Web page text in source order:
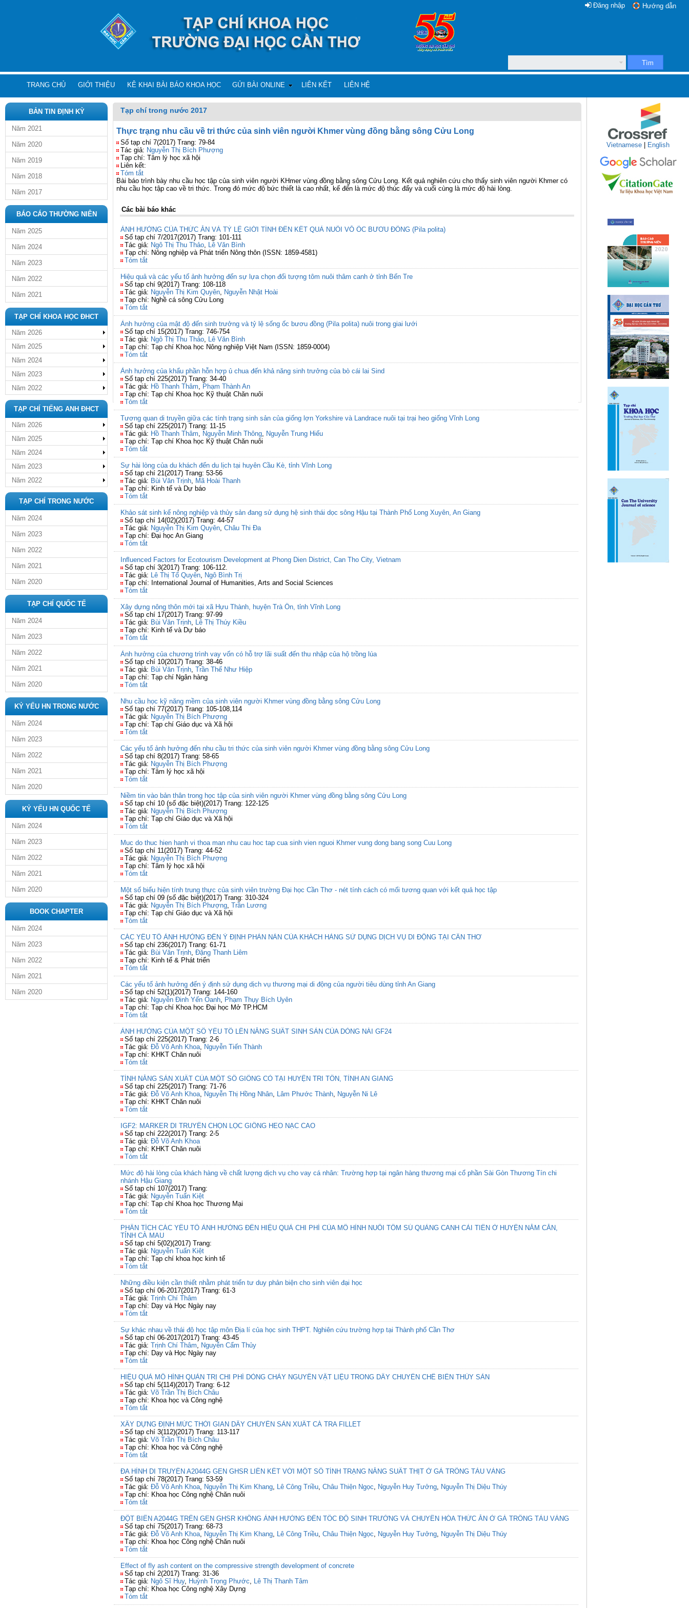
Hướng dẫn
Đăng nhập
Tìm
TRANG CHỦ GIỚI THIỆU KÊ KHAI BÀI BÁO KHOA HỌC GỬI BÀI ONLINE LIÊN KẾT LIÊN HỆ
BẢN TIN ĐỊNH KỲ
Năm 2021
Năm 2020
Năm 2019
Năm 2018
Năm 2017
BÁO CÁO THƯỜNG NIÊN
Năm 2025
Năm 2024
Năm 2023
Năm 2022
Năm 2021
TẠP CHÍ KHOA HỌC ĐHCT
Năm 2026
Năm 2025
Năm 2024
Năm 2023
Năm 2022
TẠP CHÍ TIẾNG ANH ĐHCT
Năm 2026
Năm 2025
Năm 2024
Năm 2023
Năm 2022
TẠP CHÍ TRONG NƯỚC
Năm 2024
Năm 2023
Năm 2022
Năm 2021
Năm 2020
TẠP CHÍ QUỐC TẾ
Năm 2024
Năm 2023
Năm 2022
Năm 2021
Năm 2020
KỶ YẾU HN TRONG NƯỚC
Năm 2024
Năm 2023
Năm 2022
Năm 2021
Năm 2020
KỶ YẾU HN QUỐC TẾ
Năm 2024
Năm 2023
Năm 2022
Năm 2021
Năm 2020
BOOK CHAPTER
Năm 2024
Năm 2023
Năm 2022
Năm 2021
Năm 2020
Tạp chí trong nước 2017
Thực trạng nhu cầu về tri thức của sinh viên người Khmer vùng đồng bằng sông Cửu Long
Số tạp chí 7(2017) Trang: 79-84
Tác giả: Nguyễn Thị Bích Phượng
Tạp chí: Tâm lý học xã hội
Liên kết:
Tóm tắt
Bài báo trình bày nhu cầu học tập của sinh viên người KHmer vùng đồng bằng sông Cửu Long. Kết quả nghiên cứu cho thấy sinh viên người Khmer có
nhu cầu học tập cao về tri thức. Trong đó mức độ bức thiết là cao nhất, kế đến là mức độ thúc đẩy và cuối cùng là mức độ hài lòng.
Các bài báo khác
ẢNH HƯỞNG CỦA THỨC ĂN VÀ TỶ LỆ GIỚI TÍNH ĐẾN KẾT QUẢ NUÔI VỖ ỐC BƯƠU ĐỒNG (Pila polita)
Số tạp chí 7/2017(2017) Trang: 101-111
Tác giả: Ngô Thị Thu Thảo, Lê Văn Bình
Tạp chí: Nông nghiệp và Phát triển Nông thôn (ISSN: 1859-4581)
Tóm tắt
Hiệu quả và các yếu tố ảnh hưởng đến sự lựa chọn đối tượng tôm nuôi thâm canh ở tỉnh Bến Tre
Số tạp chí 9(2017) Trang: 108-118
Tác giả: Nguyễn Thị Kim Quyên, Nguyễn Nhật Hoài
Tạp chí: Nghề cá sông Cửu Long
Tóm tắt
Ảnh hưởng của mật độ đến sinh trưởng và tỷ lệ sống ốc bươu đồng (Pila polita) nuôi trong giai lưới
Số tạp chí 15(2017) Trang: 746-754
Tác giả: Ngô Thị Thu Thảo, Lê Văn Bình
Tạp chí: Tạp chí Khoa học Nông nghiệp Việt Nam (ISSN: 1859-0004)
Tóm tắt
Ảnh hưởng của khẩu phần hỗn hợp ủ chua đến khả năng sinh trưởng của bò cái lai Sind
Số tạp chí 225(2017) Trang: 34-40
Tác giả: Hồ Thanh Thâm, Phạm Thành An
Tạp chí: Tạp chí Khoa học Kỹ thuật Chăn nuôi
Tóm tắt
Tương quan di truyền giữa các tính trạng sinh sản của giống lợn Yorkshire và Landrace nuôi tại trại heo giống Vĩnh Long
Số tạp chí 225(2017) Trang: 11-15
Tác giả: Hồ Thanh Thâm, Nguyễn Minh Thông, Nguyễn Trung Hiếu
Tạp chí: Tạp chí Khoa học Kỹ thuật Chăn nuôi
Tóm tắt
Sự hài lòng của du khách đến du lịch tại huyên Cầu Kè, tỉnh Vĩnh Long
Số tạp chí 21(2017) Trang: 53-56
Tác giả: Bùi Văn Trịnh, Mã Hoài Thanh
Tạp chí: Kinh tế và Dự báo
Tóm tắt
Khảo sát sinh kế nông nghiệp và thủy sản đang sử dụng hệ sinh thái dọc sông Hậu tại Thành Phố Long Xuyên, An Giang
Số tạp chí 14(02)(2017) Trang: 44-57
Tác giả: Nguyễn Thị Kim Quyên, Châu Thi Đa
Tạp chí: Đại học An Giang
Tóm tắt
Inﬂuenced Factors for Ecotourism Development at Phong Dien District, Can Tho City, Vietnam
Số tạp chí 3(2017) Trang: 106-112.
Tác giả: Lê Thị Tố Quyên, Ngô Bình Trị
Tạp chí: International Journal of Humanities, Arts and Social Sciences
Tóm tắt
Xây dựng nông thôn mới tại xã Hựu Thành, huyện Trà Ôn, tỉnh Vĩnh Long
Số tạp chí 17(2017) Trang: 97-99
Tác giả: Bùi Văn Trịnh, Lê Thị Thúy Kiều
Tạp chí: Kinh tế và Dự báo
Tóm tắt
Ảnh hưởng của chương trình vay vốn có hỗ trợ lãi suất đến thu nhập của hộ trồng lúa
Số tạp chí 10(2017) Trang: 38-46
Tác giả: Bùi Văn Trịnh, Trần Thế Như Hiệp
Tạp chí: Tạp chí Ngân hàng
Tóm tắt
Nhu cầu học kỹ năng mềm của sinh viên người Khmer vùng đồng bằng sông Cửu Long
Số tạp chí 77(2017) Trang: 105-108,114
Tác giả: Nguyễn Thị Bích Phượng
Tạp chí: Tạp chí Giáo dục và Xã hội
Tóm tắt
Các yếu tố ảnh hưởng đến nhu cầu tri thức của sinh viên người Khmer vùng đồng bằng sông Cửu Long
Số tạp chí 8(2017) Trang: 58-65
Tác giả: Nguyễn Thị Bích Phượng
Tạp chí: Tâm lý học xã hội
Tóm tắt
Niềm tin vào bản thân trong học tập của sinh viên người Khmer vùng đồng bằng sông Cửu Long
Số tạp chí 10 (số đặc biệt)(2017) Trang: 122-125
Tác giả: Nguyễn Thị Bích Phượng
Tạp chí: Tạp chí Giáo dục và Xã hội
Tóm tắt
Muc do thuc hien hanh vi thoa man nhu cau hoc tap cua sinh vien nguoi Khmer vung dong bang song Cuu Long
Số tạp chí 11(2017) Trang: 44-52
Tác giả: Nguyễn Thị Bích Phượng
Tạp chí: Tâm lý học xã hội
Tóm tắt
Một số biểu hiện tính trung thực của sinh viên trường Đại học Cần Thơ - nét tính cách có mối tương quan với kết quả học tập
Số tạp chí 09 (số đặc biệt)(2017) Trang: 310-324
Tác giả: Nguyễn Thị Bích Phượng, Trần Lương
Tạp chí: Tạp chí Giáo dục và Xã hội
Tóm tắt
CÁC YẾU TỐ ẢNH HƯỞNG ĐẾN Ý ĐỊNH PHÀN NÀN CỦA KHÁCH HÀNG SỬ DỤNG DỊCH VỤ DI ĐỘNG TẠI CẦN THƠ
Số tạp chí 236(2017) Trang: 61-71
Tác giả: Bùi Văn Trịnh, Đặng Thanh Liêm
Tạp chí: Kinh tế & Phát triển
Tóm tắt
Các yếu tố ảnh hưởng đến ý định sử dụng dịch vụ thương mại di động của người tiêu dùng tỉnh An Giang
Số tạp chí 52(1)(2017) Trang: 144-160
Tác giả: Nguyễn Đinh Yến Oanh, Phạm Thụy Bích Uyên
Tạp chí: Tạp chí Khoa học Đại học Mở TP.HCM
Tóm tắt
ẢNH HƯỞNG CỦA MỘT SỐ YẾU TỐ LÊN NĂNG SUẤT SINH SẢN CỦA DÒNG NÁI GF24
Số tạp chí 225(2017) Trang: 2-6
Tác giả: Đỗ Võ Anh Khoa, Nguyễn Tiến Thành
Tạp chí: KHKT Chăn nuôi
Tóm tắt
TÍNH NĂNG SẢN XUẤT CỦA MỘT SỐ GIỐNG CỎ TẠI HUYỆN TRI TÔN, TỈNH AN GIANG
Số tạp chí 225(2017) Trang: 71-76
Tác giả: Đỗ Võ Anh Khoa, Nguyễn Thị Hồng Nhân, Lâm Phước Thành, Nguyễn Ni Lê
Tạp chí: KHKT Chăn nuôi
Tóm tắt
IGF2: MARKER DI TRUYỀN CHỌN LỌC GIỐNG HEO NẠC CAO
Số tạp chí 222(2017) Trang: 2-5
Tác giả: Đỗ Võ Anh Khoa
Tạp chí: KHKT Chăn nuôi
Tóm tắt
Mức độ hài lòng của khách hàng về chất lượng dịch vụ cho vay cá nhân: Trường hợp tại ngân hàng thương mại cổ phần Sài Gòn Thương Tín chi
nhánh Hậu Giang
Số tạp chí 107(2017) Trang:
Tác giả: Nguyễn Tuấn Kiệt
Tạp chí: Tạp chí Khoa học Thương Mại
Tóm tắt
PHÂN TÍCH CÁC YẾU TỐ ẢNH HƯỞNG ĐẾN HIỆU QUẢ CHI PHÍ CỦA MÔ HÌNH NUÔI TÔM SÚ QUẢNG CANH CẢI TIẾN Ở HUYỆN NĂM CĂN,
TỈNH CÀ MAU
Số tạp chí 5(02)(2017) Trang:
Tác giả: Nguyễn Tuấn Kiệt
Tạp chí: Tạp chí khoa học kinh tế
Tóm tắt
Những điều kiện cần thiết nhằm phát triển tư duy phản biện cho sinh viên đại học
Số tạp chí 06-2017(2017) Trang: 61-3
Tác giả: Trịnh Chí Thâm
Tạp chí: Dạy và Học Ngày nay
Tóm tắt
Sự khác nhau về thái độ học tập môn Địa lí của học sinh THPT. Nghiên cứu trường hợp tại Thành phố Cần Thơ
Số tạp chí 06-2017(2017) Trang: 43-45
Tác giả: Trịnh Chí Thâm, Nguyễn Cẩm Thủy
Tạp chí: Dạy và Học Ngày nay
Tóm tắt
HIỆU QUẢ MÔ HÌNH QUẢN TRỊ CHI PHÍ DÒNG CHẢY NGUYÊN VẬT LIỆU TRONG DÂY CHUYỀN CHẾ BIẾN THỦY SẢN
Số tạp chí 5(114)(2017) Trang: 6-12
Tác giả: Võ Trần Thị Bích Châu
Tạp chí: Khoa học và Công nghệ
Tóm tắt
XÂY DỰNG ĐỊNH MỨC THỜI GIAN DÂY CHUYỀN SẢN XUẤT CÁ TRA FILLET
Số tạp chí 3(112)(2017) Trang: 113-117
Tác giả: Võ Trần Thị Bích Châu
Tạp chí: Khoa học và Công nghệ
Tóm tắt
ĐA HÌNH DI TRUYỀN A2044G GEN GHSR LIÊN KẾT VỚI MỘT SỐ TÍNH TRẠNG NĂNG SUẤT THỊT Ở GÀ TRỐNG TÀU VÀNG
Số tạp chí 78(2017) Trang: 53-59
Tác giả: Đỗ Võ Anh Khoa, Nguyễn Thị Kim Khang, Lê Công Triều, Châu Thiện Ngọc, Nguyễn Huy Tưởng, Nguyễn Thị Diệu Thúy
Tạp chí: Khoa học Công nghệ Chăn nuôi
Tóm tắt
ĐỘT BIẾN A2044G TRÊN GEN GHSR KHÔNG ẢNH HƯỞNG ĐẾN TỐC ĐỘ SINH TRƯỞNG VÀ CHUYỂN HÓA THỨC ĂN Ở GÀ TRỐNG TÀU VÀNG
Số tạp chí 75(2017) Trang: 68-73
Tác giả: Đỗ Võ Anh Khoa, Nguyễn Thị Kim Khang, Lê Công Triều, Châu Thiện Ngọc, Nguyễn Huy Tưởng, Nguyễn Thị Diệu Thúy
Tạp chí: Khoa học Công nghệ Chăn nuôi
Tóm tắt
Effect of fly ash content on the compressive strength development of concrete
Số tạp chí 2(2017) Trang: 31-36
Tác giả: Ngô Sĩ Huy, Huỳnh Trọng Phước, Lê Thị Thanh Tâm
Tạp chí: Khoa học Công nghệ Xây Dựng
Tóm tắt
Vietnamese English